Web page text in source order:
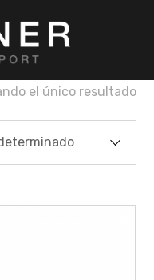
el único resultado